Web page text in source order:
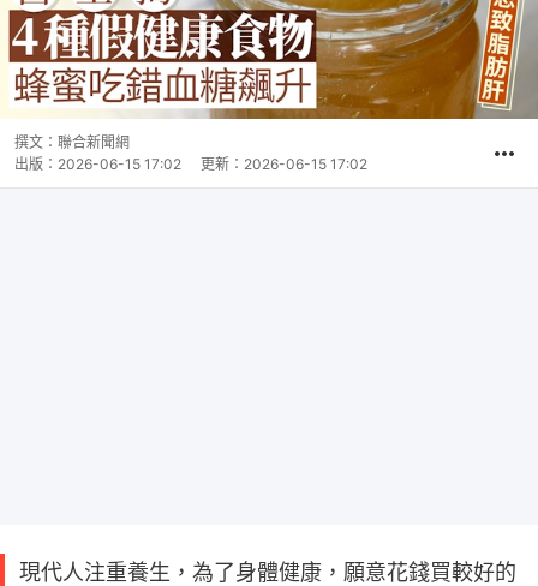
撰文： 聯合新聞網
出版： 2026-06-15 17:02 更新： 2026-06-15 17:02
現代人注重養生，為了身體健康，願意花錢買較好的